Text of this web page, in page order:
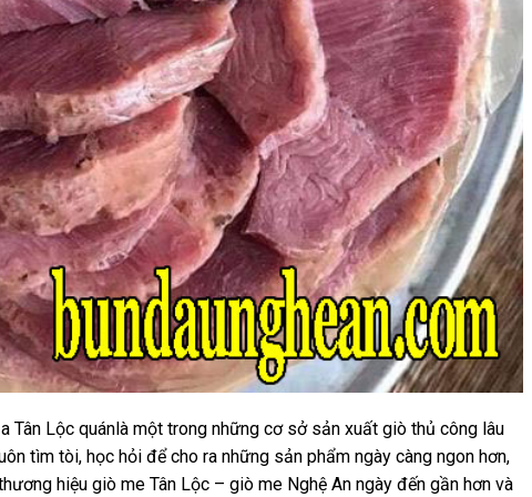
Tân Lộc quánlà một trong những cơ sở sản xuất giò thủ công lâu
tìm tòi, học hỏi để cho ra những sản phẩm ngày càng ngon hơn,
hiệu giò me Tân Lộc – giò me Nghệ An ngày đến gần hơn và